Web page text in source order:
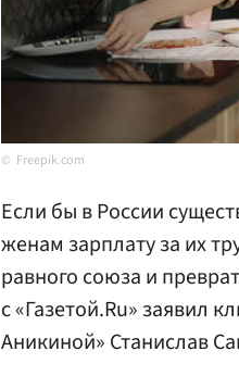
Freepik.com
Если бы в России
женам зарплату за их
равного союза и
с «Газетой.Ru» заявил
Аникиной» Станислав